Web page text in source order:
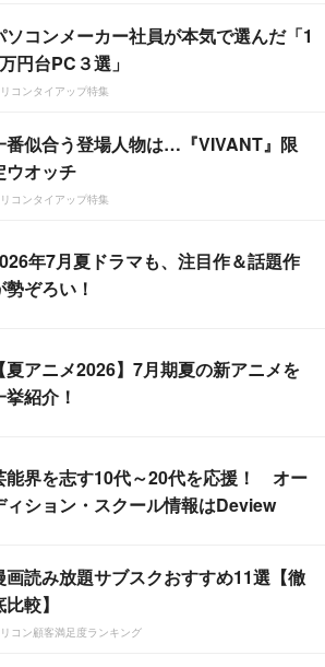
ソコンメーカー社員が本気で選んだ「1
円台PC３選」
コンタイアップ特集
番似合う登場人物は…『VIVANT』限
ウオッチ
コンタイアップ特集
年7月夏ドラマも、注目作＆話題作
勢ぞろい！
【夏アニメ2026】7月期夏の新アニメを
挙紹介！
能界を志す10代～20代を応援！ オー
ィション・スクール情報はDeview
画読み放題サブスクおすすめ11選【徹
比較】
コン顧客満足度ランキング